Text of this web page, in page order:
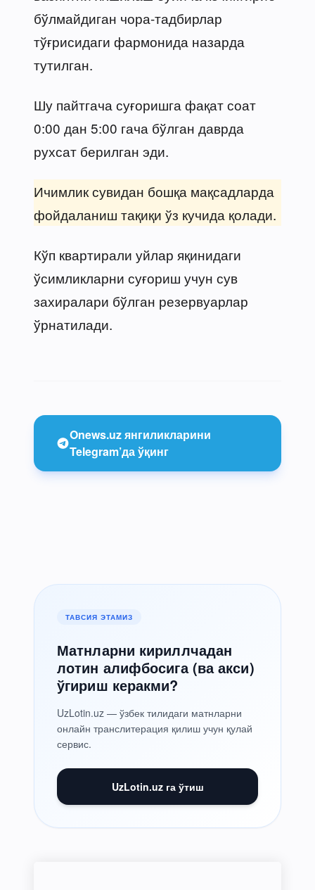
бўлмайдиган чора-тадбирлар
тўғрисидаги фармонида назарда
тутилган.
Шу пайтгача суғоришга фақат соат
0:00 дан 5:00 гача бўлган даврда
рухсат берилган эди.
Ичимлик сувидан бошқа мақсадларда
фойдаланиш тақиқи ўз кучида қолади.
Кўп квартирали уйлар яқинидаги
ўсимликларни суғориш учун сув
захиралари бўлган резервуарлар
ўрнатилади.
Onews.uz янгиликларини
Telegram’да ўқинг
ТАВСИЯ ЭТАМИЗ
Матнларни кириллчадан
лотин алифбосига (ва акси)
ўгириш керакми?
UzLotin.uz — ўзбек тилидаги матнларни
онлайн транслитерация қилиш учун қулай
сервис.
UzLotin.uz га ўтиш